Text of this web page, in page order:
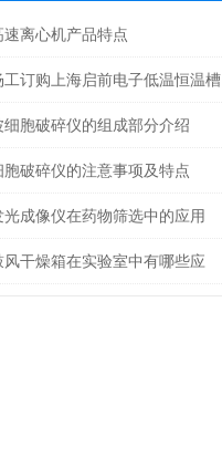
速离心机产品特点
工订购上海启前电子低温恒温槽
细胞破碎仪的组成部分介绍
胞破碎仪的注意事项及特点
光成像仪在药物筛选中的应用
风干燥箱在实验室中有哪些应